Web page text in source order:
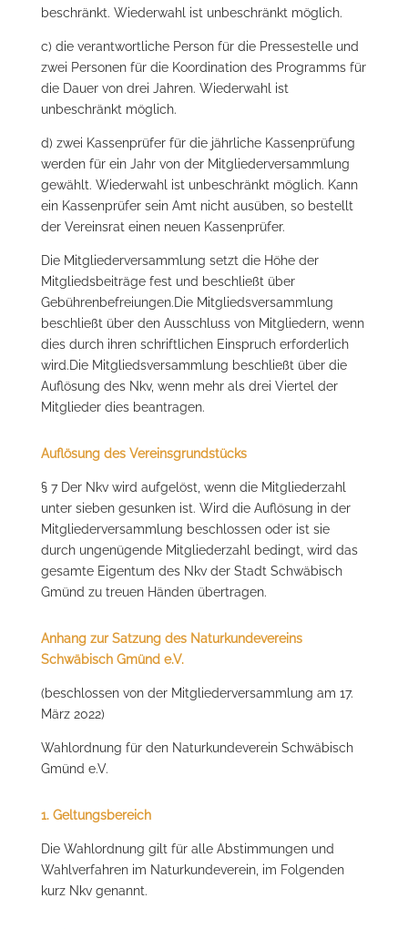
beschränkt. Wiederwahl ist unbeschränkt möglich.
c) die verantwortliche Person für die Pressestelle und
zwei Personen für die Koordination des Programms für
die Dauer von drei Jahren. Wiederwahl ist
unbeschränkt möglich.
d) zwei Kassenprüfer für die jährliche Kassenprüfung
werden für ein Jahr von der Mitgliederversammlung
gewählt. Wiederwahl ist unbeschränkt möglich. Kann
ein Kassenprüfer sein Amt nicht ausüben, so bestellt
der Vereinsrat einen neuen Kassenprüfer.
Die Mitgliederversammlung setzt die Höhe der
Mitgliedsbeiträge fest und beschließt über
Gebührenbefreiungen.Die Mitgliedsversammlung
beschließt über den Ausschluss von Mitgliedern, wenn
dies durch ihren schriftlichen Einspruch erforderlich
wird.Die Mitgliedsversammlung beschließt über die
Auflösung des Nkv, wenn mehr als drei Viertel der
Mitglieder dies beantragen.
Auflösung des Vereinsgrundstücks
§ 7 Der Nkv wird aufgelöst, wenn die Mitgliederzahl
unter sieben gesunken ist. Wird die Auflösung in der
Mitgliederversammlung beschlossen oder ist sie
durch ungenügende Mitgliederzahl bedingt, wird das
gesamte Eigentum des Nkv der Stadt Schwäbisch
Gmünd zu treuen Händen übertragen.
Anhang zur Satzung des Naturkundevereins
Schwäbisch Gmünd e.V.
(beschlossen von der Mitgliederversammlung am 17.
März 2022)
Wahlordnung für den Naturkundeverein Schwäbisch
Gmünd e.V.
1. Geltungsbereich
Die Wahlordnung gilt für alle Abstimmungen und
Wahlverfahren im Naturkundeverein, im Folgenden
kurz Nkv genannt.